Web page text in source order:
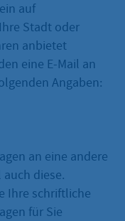
auf
Stadt oder
anbietet
eine E-Mail an
Angaben:
an eine andere
diese.
Ihre schriftliche
für Sie